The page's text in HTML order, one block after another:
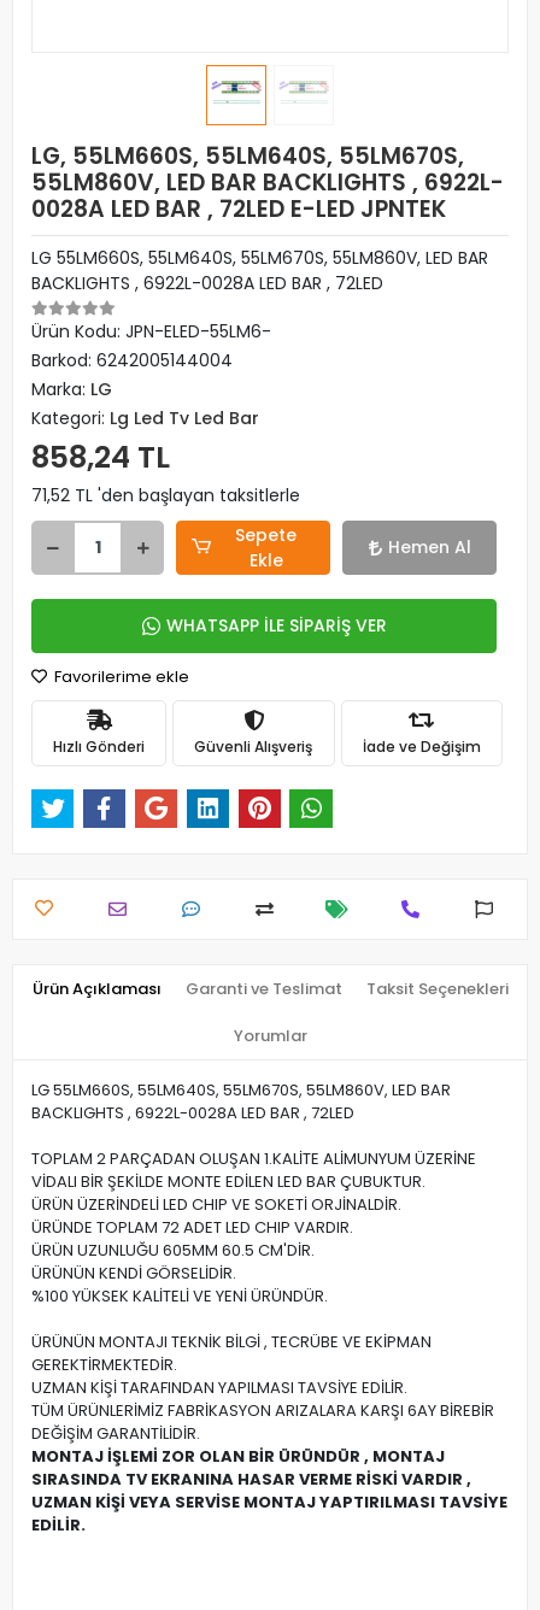
LG, 55LM660S, 55LM640S, 55LM670S,
55LM860V, LED BAR BACKLIGHTS , 6922L-
0028A LED BAR , 72LED E-LED JPNTEK
LG 55LM660S, 55LM640S, 55LM670S, 55LM860V, LED BAR
BACKLIGHTS , 6922L-0028A LED BAR , 72LED
Ürün Kodu: JPN-ELED-55LM6-
Barkod: 6242005144004
Marka: LG
Kategori: Lg Led Tv Led Bar
858,24 TL
71,52 TL 'den başlayan taksitlerle
Sepete
Ekle
Hemen Al
WHATSAPP İLE SİPARİŞ VER
Favorilerime ekle
Hızlı Gönderi Güvenli Alışveriş İade ve Değişim
Ürün Açıklaması Garanti ve Teslimat Taksit Seçenekleri
Yorumlar
LG 55LM660S, 55LM640S, 55LM670S, 55LM860V, LED BAR
BACKLIGHTS , 6922L-0028A LED BAR , 72LED
TOPLAM 2 PARÇADAN OLUŞAN 1.KALİTE ALİMUNYUM ÜZERİNE
VİDALI BİR ŞEKİLDE MONTE EDİLEN LED BAR ÇUBUKTUR.
ÜRÜN ÜZERİNDELİ LED CHIP VE SOKETİ ORJİNALDİR.
ÜRÜNDE TOPLAM 72 ADET LED CHIP VARDIR.
ÜRÜN UZUNLUĞU 605MM 60.5 CM'DİR.
ÜRÜNÜN KENDİ GÖRSELİDİR.
%100 YÜKSEK KALİTELİ VE YENİ ÜRÜNDÜR.
ÜRÜNÜN MONTAJI TEKNİK BİLGİ , TECRÜBE VE EKİPMAN
GEREKTİRMEKTEDİR.
UZMAN KİŞİ TARAFINDAN YAPILMASI TAVSİYE EDİLİR.
TÜM ÜRÜNLERİMİZ FABRİKASYON ARIZALARA KARŞI 6AY BİREBİR
DEĞİŞİM GARANTİLİDİR.
MONTAJ İŞLEMİ ZOR OLAN BİR ÜRÜNDÜR , MONTAJ
SIRASINDA TV EKRANINA HASAR VERME RİSKİ VARDIR ,
UZMAN KİŞİ VEYA SERVİSE MONTAJ YAPTIRILMASI TAVSİYE
EDİLİR.